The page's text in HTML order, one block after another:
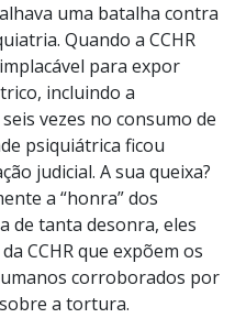
uma batalha contra
Quando a CCHR
para expor
incluindo a
vezes no consumo de
psiquiátrica ficou
judicial. A sua queixa?
a “honra” dos
de tanta desonra, eles
CCHR que expõem os
corroborados por
a tortura.